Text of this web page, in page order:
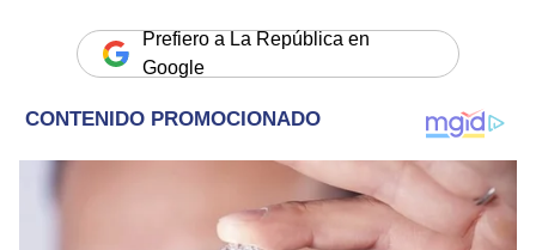
Prefiero a La República en
Google